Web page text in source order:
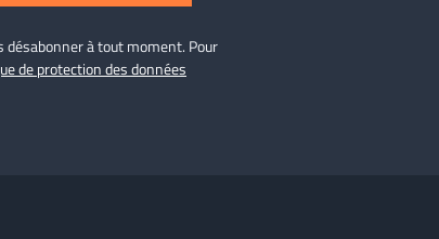
désabonner à tout moment. Pour
de protection des données